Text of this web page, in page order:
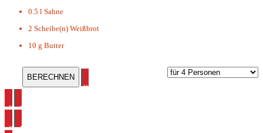
0.5 l Sahne
2 Scheibe(n) Weißbrot
10 g Butter
alle Hessische Rezepte ansehen
alle Suppen Rezepte ansehen
alle Kartoffel Rezepte ansehen